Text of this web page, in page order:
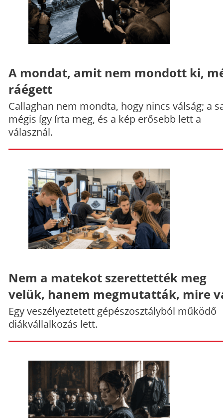
A mondat, amit nem mondott ki,
ráégett
Callaghan nem mondta, hogy nincs válság; a
mégis így írta meg, és a kép erősebb lett a
válasznál.
Nem a matekot szerettették meg
velük, hanem megmutatták, mire
Egy veszélyeztetett gépészosztályból működő
diákvállalkozás lett.